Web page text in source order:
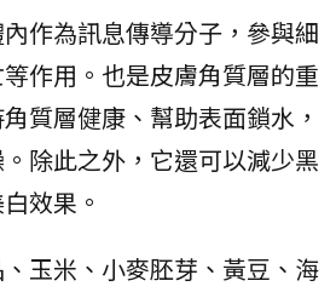
作為訊息傳導分子，參與細
作用。也是皮膚角質層的重
質層健康、幫助表面鎖水，
除此之外，它還可以減少黑
效果。
玉米、小麥胚芽、黃豆、海